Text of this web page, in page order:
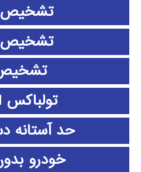
تشخیص
تولباکس WLAN
حد آستانه
خودرو